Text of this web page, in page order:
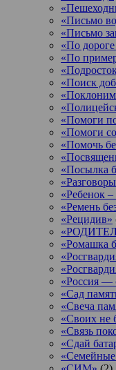
«Письмо
«Письмо
«По
«По
«Поиск
«Помоги
«Помоги
«Помочь
«Посылка
«Ребенок
«Ремень
«Рецидив»
«Ромашка
«Россия —
«Сад
«Свеча
«Своих не
«Связь
«Сдай